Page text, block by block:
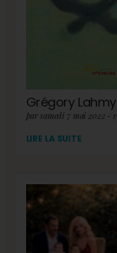
Grégory Lahmy
LIRE LA SUITE